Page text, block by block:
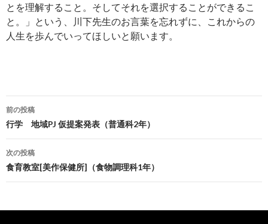
とを理解すること。そしてそれを選択することができるこ
と。」という、川下先生のお言葉を忘れずに、これからの
人生を歩んでいってほしいと願います。
投
稿
ナ
ゲ
前の投稿
行学 地域PJ 仮提案発表（普通科2年）
次の投稿
食育教室[美作保健所]（食物調理科1年）